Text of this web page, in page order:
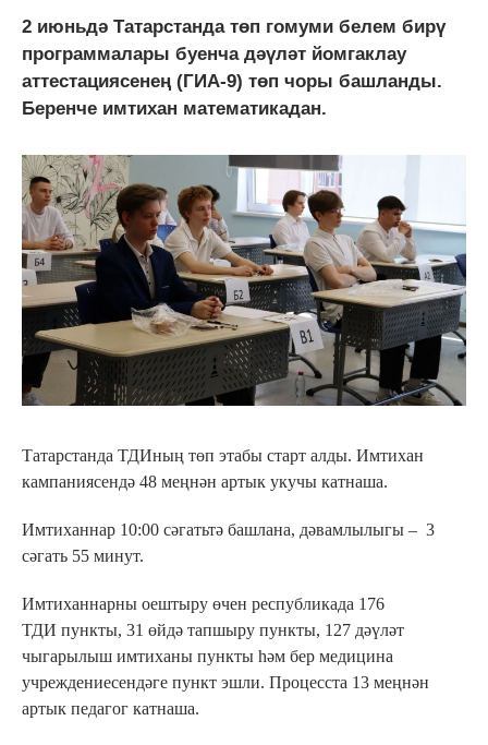
2 июньдә Татарстанда төп гомуми белем бирү
программалары буенча дәүләт йомгаклау
аттестациясенең (ГИА-9) төп чоры башланды.
Беренче имтихан математикадан.
Татарстанда ТДИның төп этабы старт алды. Имтихан
кампаниясендә 48 меңнән артык укучы катнаша.
Имтиханнар 10:00 сәгатьтә башлана, дәвамлылыгы – 3
сәгать 55 минут.
Имтиханнарны оештыру өчен республикада 176
ТДИ пункты, 31 өйдә тапшыру пункты, 127 дәүләт
чыгарылыш имтиханы пункты һәм бер медицина
учреждениесендәге пункт эшли. Процесста 13 меңнән
артык педагог катнаша.